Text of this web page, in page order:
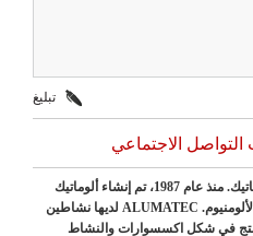
تبليغ
الاجتماعي
شركة مصنعو الالمنيوم المحدودة - الوماتيك. منذ عام 1987، تم إنشاء ألوماتيك
لتصميم وتسويق أنظمة تصنيع و نجارة الألومنيوم. ALUMATEC لديها نشاطين
في شكل اكسسوارات والنشاط